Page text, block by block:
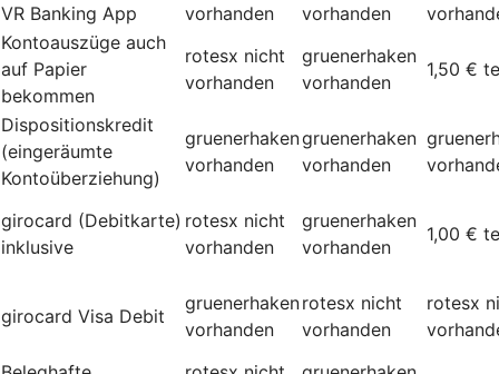
VR Banking App
vorhanden
vorhanden
Kontoauszüge auch
auf Papier
bekommen
rotesx nicht
vorhanden
gruenerhaken
vorhanden
1,50 €
Dispositionskredit
(eingeräumte
Kontoüberziehung)
gruenerhaken
vorhanden
gruenerhaken
vorhanden
girocard (Debitkarte)
inklusive
rotesx nicht
vorhanden
gruenerhaken
vorhanden
1,00 €
girocard Visa Debit
gruenerhaken
vorhanden
rotesx nicht
vorhanden
rotesx